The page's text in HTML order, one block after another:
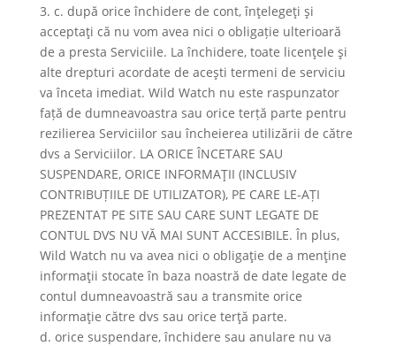
3. c. după orice închidere de cont, înţelegeţi şi
acceptaţi că nu vom avea nici o obligație ulterioară
de a presta Serviciile. La închidere, toate licenţele şi
alte drepturi acordate de aceşti termeni de serviciu
va înceta imediat. Wild Watch nu este raspunzator
față de dumneavoastra sau orice terță parte pentru
rezilierea Serviciilor sau încheierea utilizării de către
dvs a Serviciilor. LA ORICE ÎNCETARE SAU
SUSPENDARE, ORICE INFORMAŢII (INCLUSIV
CONTRIBUȚIILE DE UTILIZATOR), PE CARE LE-AȚI
PREZENTAT PE SITE SAU CARE SUNT LEGATE DE
CONTUL DVS NU VĂ MAI SUNT ACCESIBILE. În plus,
Wild Watch nu va avea nici o obligaţie de a menţine
informaţii stocate în baza noastră de date legate de
contul dumneavoastră sau a transmite orice
informaţie către dvs sau orice terţă parte.
d. orice suspendare, închidere sau anulare nu va